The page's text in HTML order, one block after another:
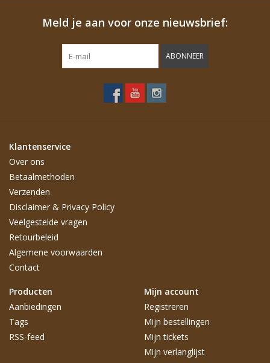
Meld je aan voor onze nieuwsbrief:
ABONNEER
Klantenservice
Over ons
Betaalmethoden
Verzenden
Disclaimer & Privacy Policy
Veelgestelde vragen
Retourbeleid
Algemene voorwaarden
Contact
Producten
Aanbiedingen
Tags
RSS-feed
Mijn account
Registreren
Mijn bestellingen
Mijn tickets
Mijn verlanglijst